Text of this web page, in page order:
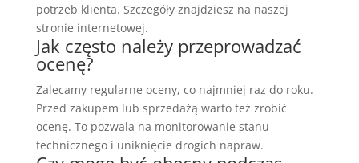
potrzeb klienta. Szczegóły znajdziesz na naszej
stronie internetowej.
Jak często należy przeprowadzać
ocenę?
Zalecamy regularne oceny, co najmniej raz do roku.
Przed zakupem lub sprzedażą warto też zrobić
ocenę. To pozwala na monitorowanie stanu
technicznego i uniknięcie drogich napraw.